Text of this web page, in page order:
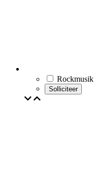
Rockmusik
Solliciteer